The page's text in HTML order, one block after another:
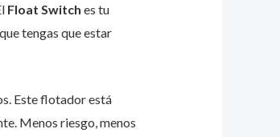
Float Switch es tu
tengas que estar
Este flotador está
Menos riesgo, menos